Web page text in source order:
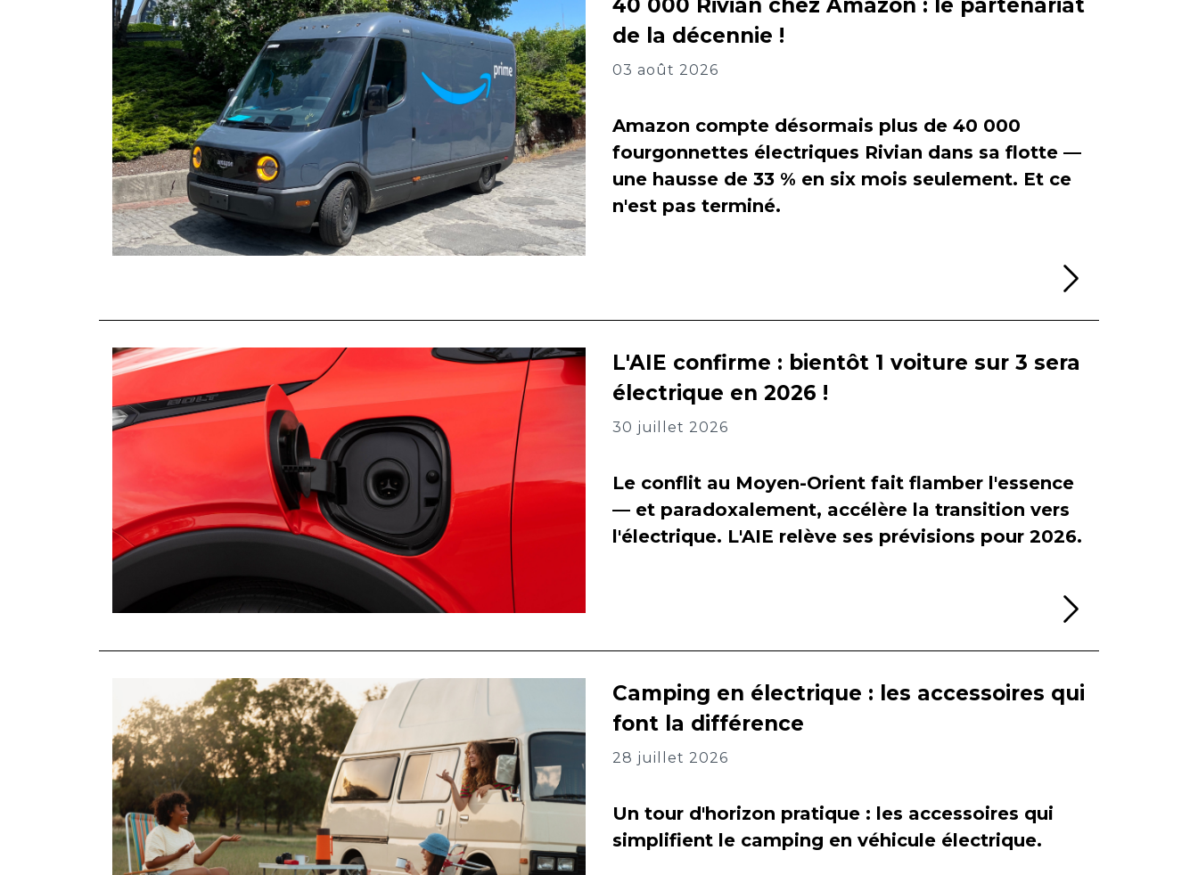
40 000 Rivian chez Amazon : le partenariat
de la décennie !
03 août 2026
Amazon compte désormais plus de 40 000
fourgonnettes électriques Rivian dans sa flotte —
une hausse de 33 % en six mois seulement. Et ce
n'est pas terminé.
L'AIE confirme : bientôt 1 voiture sur 3 sera
électrique en 2026 !
30 juillet 2026
Le conflit au Moyen-Orient fait flamber l'essence
— et paradoxalement, accélère la transition vers
l'électrique. L'AIE relève ses prévisions pour 2026.
Camping en électrique : les accessoires qui
font la différence
28 juillet 2026
Un tour d'horizon pratique : les accessoires qui
simplifient le camping en véhicule électrique.